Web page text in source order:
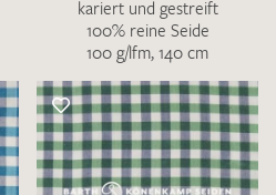
kariert und gestreift
100% reine Seide
100 g/lfm, 140 cm